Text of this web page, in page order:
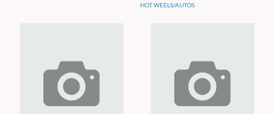
HOT WEELS/AUTOS